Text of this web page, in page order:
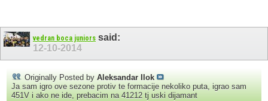
vedran boca juniors said:
12-10-2014
Originally Posted by Aleksandar Ilok
Ja sam igro ove sezone protiv te formacije nekoliko puta, igrao sam
451V i ako ne ide, prebacim na 41212 tj uski dijamant